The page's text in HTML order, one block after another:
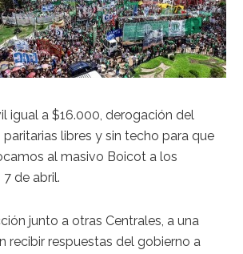
igual a $16.000, derogación del
libres y sin techo para que
al masivo Boicot a los
de abril.
junto a otras Centrales, a una
recibir respuestas del gobierno a